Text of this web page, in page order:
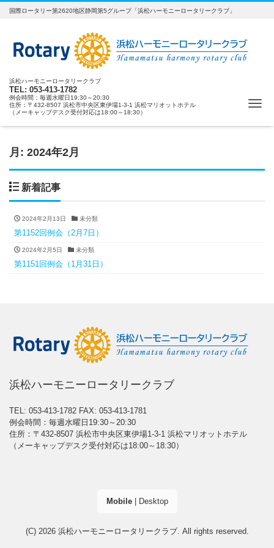
国際ロータリー第2620地区静岡第5グループ「浜松ハーモニーロータリークラブ」
浜松ハーモニーロータリークラブ
TEL: 053-413-1782
例会時間：毎週水曜日19:30～20:30
住所：〒432-8507 浜松市中央区東伊場1-3-1 浜松マリオットホテル
（メーキャップデスク受付対応は18:00～18:30）
ナ
月: 2024年2月
新着記事
2024年2月13日 未分類
第1152回例会（2月7日）
2024年2月5日 未分類
第1151回例会（1月31日）
浜松ハーモニーロータリークラブ
TEL: 053-413-1782 FAX: 053-413-1781
例会時間：毎週水曜日19:30～20:30
住所：〒432-8507 浜松市中央区東伊場1-3-1 浜松マリオットホテル
（メーキャップデスク受付対応は18:00～18:30）
Mobile| Desktop
(C) 2026 浜松ハーモニーロータリークラブ. All rights reserved.